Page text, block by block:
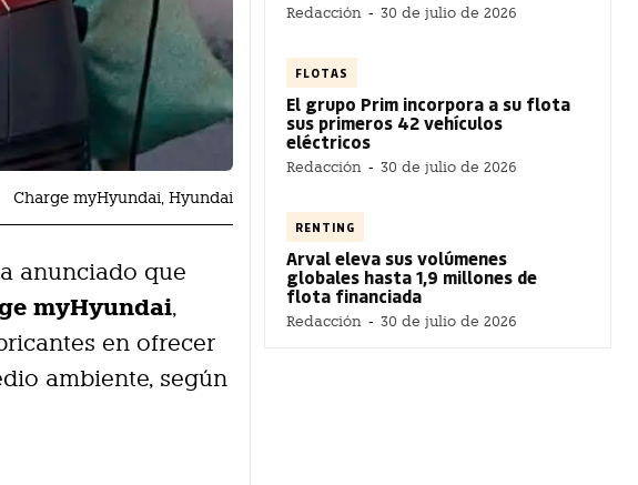
Charge myHyundai, Hyundai
anunciado que
myHyundai,
en ofrecer
ambiente, según
Redacción - 30 de julio de 2026
FLOTAS
El grupo Prim incorpora a su flota
sus primeros 42 vehículos
eléctricos
Redacción - 30 de julio de 2026
RENTING
Arval eleva sus volúmenes
globales hasta 1,9 millones de
flota financiada
Redacción - 30 de julio de 2026